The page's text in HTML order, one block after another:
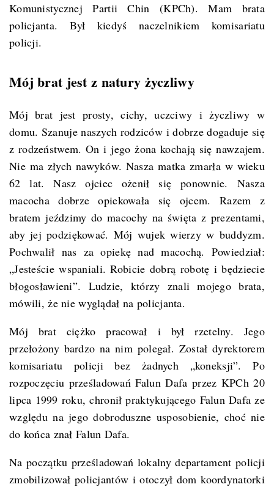
Komunistycznej Partii Chin (KPCh). Mam brata
policjanta. Był kiedyś naczelnikiem komisariatu
policji.
Mój brat jest z natury życzliwy
Mój brat jest prosty, cichy, uczciwy i życzliwy w
domu. Szanuje naszych rodziców i dobrze dogaduje się
z rodzeństwem. On i jego żona kochają się nawzajem.
Nie ma złych nawyków. Nasza matka zmarła w wieku
62 lat. Nasz ojciec ożenił się ponownie. Nasza
macocha dobrze opiekowała się ojcem. Razem z
bratem jeździmy do macochy na święta z prezentami,
aby jej podziękować. Mój wujek wierzy w buddyzm.
Pochwalił nas za opiekę nad macochą. Powiedział:
„Jesteście wspaniali. Robicie dobrą robotę i będziecie
błogosławieni”. Ludzie, którzy znali mojego brata,
mówili, że nie wyglądał na policjanta.
Mój brat ciężko pracował i był rzetelny. Jego
przełożony bardzo na nim polegał. Został dyrektorem
komisariatu policji bez żadnych „koneksji”. Po
rozpoczęciu prześladowań Falun Dafa przez KPCh 20
lipca 1999 roku, chronił praktykującego Falun Dafa ze
względu na jego dobroduszne usposobienie, choć nie
do końca znał Falun Dafa.
Na początku prześladowań lokalny departament policji
zmobilizował policjantów i otoczył dom koordynatorki